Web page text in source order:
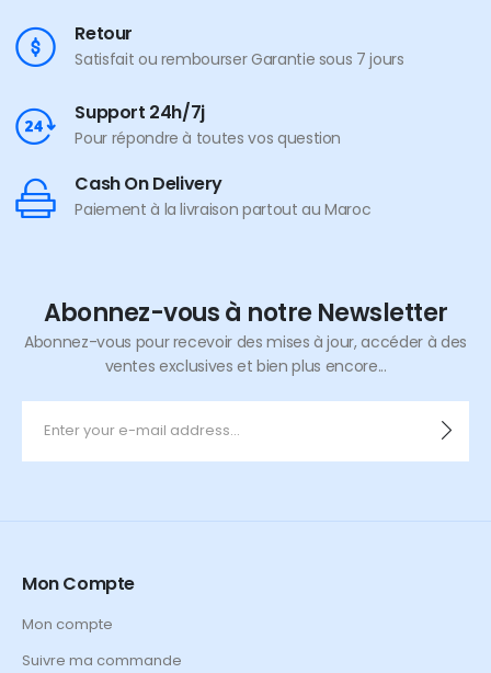
Retour
Satisfait ou rembourser Garantie sous 7 jours
Support 24h/7j
Pour répondre à toutes vos question
Cash On Delivery
Paiement à la livraison partout au Maroc
Abonnez-vous à notre Newsletter
Abonnez-vous pour recevoir des mises à jour, accéder à des
ventes exclusives et bien plus encore...
Mon Compte
Mon compte
Suivre ma commande